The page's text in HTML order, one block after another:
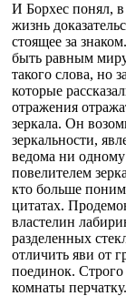
И Борхес понял,
жизнь
стоящее за
быть равным
такого слова, но
которые
отражения
зеркала. Он
зеркальности,
ведома ни
повелителем
кто больше
цитатах.
властелин
разделенных
отличить яви от
поединок. Строго
комнаты перчатку.